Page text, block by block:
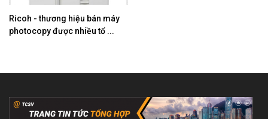
Ricoh - thương hiệu bán máy
photocopy được nhiều tổ ...